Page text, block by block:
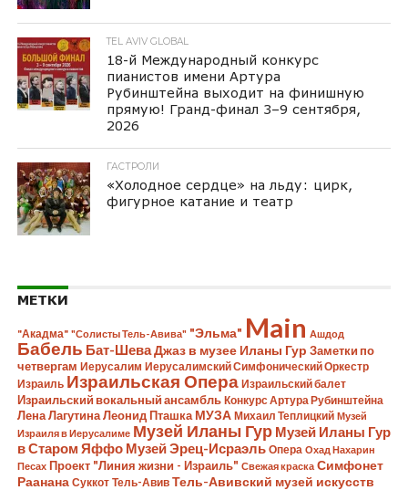
TEL AVIV GLOBAL
18-й Международный конкурс
пианистов имени Артура
Рубинштейна выходит на финишную
прямую! Гранд-финал 3–9 сентября,
2026
ГАСТРОЛИ
«Холодное сердце» на льду: цирк,
фигурное катание и театр
МЕТКИ
"Акадма" "Солисты Тель-Авива" "Эльма" Main Ашдод
Бабель Бат-ШеваДжаз в музее Иланы Гур Заметки по
четвергам Иерусалим Иерусалимский Симфонический Оркестр
Израиль Израильская Опера Израильский балет
Израильский вокальный ансамбль Конкурс Артура Рубинштейна
Лена Лагутина Леонид Пташка МУЗА Михаил Теплицкий Музей
Израиля в Иерусалиме Музей Иланы Гур Музей Иланы Гур
в Старом Яффо Музей Эрец-Исраэль Опера Охад Нахарин
Песах Проект "Линия жизни - Израиль" Свежая краска Симфонет
Раанана Суккот Тель-Авив Тель-Авивский музей искусств